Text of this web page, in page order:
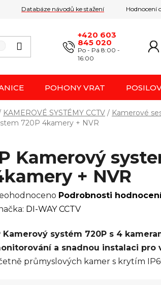
Databáze návodů ke stažení Hodnocení
Reklamace / odstoupení od smlouvy
+420 603
845 020
Po - Pá 8:00 -
16:00
POHONY VRAT
KAMEROVÉ SYSTÉMY CCTV / Kamerové
720P 4kamery + NVR
Kamerový
+ NVR
Podrobnosti
DI-WAY CCTV
Kamerový systém 720P s 4
a snadnou instalaci pro
průmyslových kamer s krytím